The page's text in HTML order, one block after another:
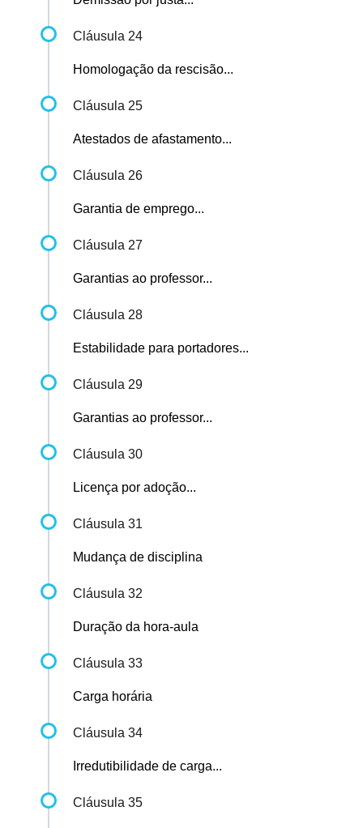
Cláusula 24
Homologação da rescisão...
Cláusula 25
Atestados de afastamento...
Cláusula 26
Garantia de emprego...
Cláusula 27
Garantias ao professor...
Cláusula 28
Estabilidade para portadores...
Cláusula 29
Garantias ao professor...
Cláusula 30
Licença por adoção...
Cláusula 31
Mudança de disciplina
Cláusula 32
Duração da hora-aula
Cláusula 33
Carga horária
Cláusula 34
Irredutibilidade de carga...
Cláusula 35